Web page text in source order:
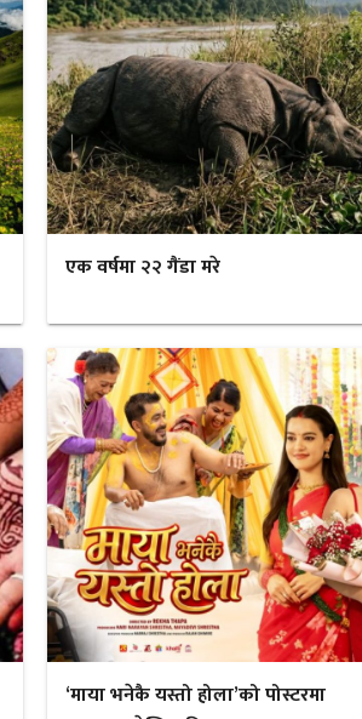
एक वर्षमा २२ गैंडा मरे
‘माया भनेकै यस्तो होला’को पोस्टरमा